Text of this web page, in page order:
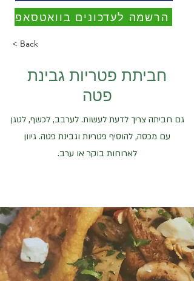
הרשמה לעדכונים בוואטסאפ
< Back
חביתת פטריות גבינת
פטה
גם חביתה צריך לדעת לעשות. לערבב, לכשף, לטגן
עם מכסה, להוסיף פטריות וגבינת פטה. גיוון
לארוחות בוקר או ערב.